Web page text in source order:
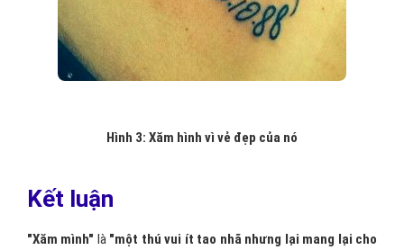
Hình 3: Xăm hình vì vẻ đẹp của nó
Kết luận
"Xăm mình" là"một thú vui ít tao nhã nhưng lại mang lại cho